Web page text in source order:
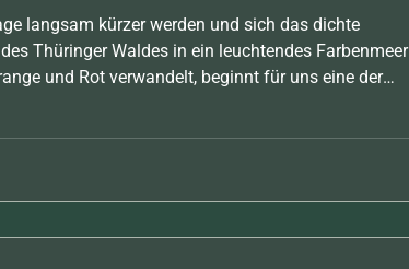
langsam kürzer werden und sich das dichte
Thüringer Waldes in ein leuchtendes Farbenmeer
und Rot verwandelt, beginnt für uns eine der